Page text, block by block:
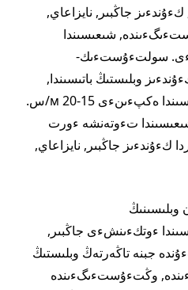
جاڭبىر, نايزاعاي,
شىعىسىندا
سولتءۇستءىك-
وبلىستىڭ باتىسىندا,
وڭتءۇستءىگءىندە, شىعىسىندا ەكپءىنءى 15-20 м/س.
تءوتەنشە ءورت
كءۇندءىز جاڭبىر, نايزاعاي,
ءوتكءىنشءى جاڭبىر,
جبنە تاڭەرتەڭ وبلىستىڭ
وڭتءۇستءىگءىندە